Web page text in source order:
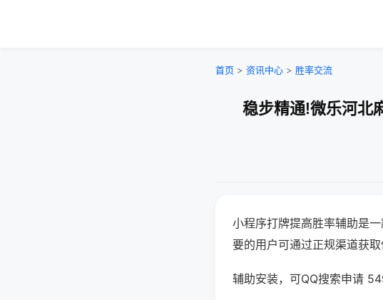
首页 > 资讯中心 > 胜率交流
稳步精通!微乐河北
小程序打牌提高胜率辅助是
要的用户可通过正规渠道获取
辅助安装，可QQ搜索申请